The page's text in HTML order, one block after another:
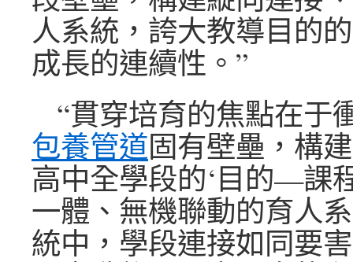
人系統，誇大教導目的
成長的連續性。”
“貫穿培育的焦點在于
包養管道固有壁壘，構
高中全學段的‘目的—課
一體、無機聯動的育人
統中，學段連接如同要